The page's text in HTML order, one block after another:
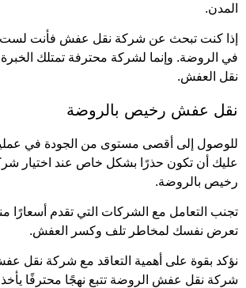
المدن.
إذا كنت تبحث عن شركة نقل عفش فأنت
في الروضة. وإنما لشركة محترفة تمتلك
نقل العفش.
نقل عفش رخيص بالروضة
للوصول إلى أقصى مستوى من الجودة في
عليك أن تكون حذرًا بشكل خاص عند اختيار
رخيص بالروضة.
تجنب التعامل مع الشركات التي تقدم أسعارًا
تعرض نفسك لمخاطر تلف وكسر العفش.
نؤكد بقوة على أهمية التعاقد مع شركة نقل
شركة نقل عفش الروضة تتبع نهجًا محترفًا يأخذ